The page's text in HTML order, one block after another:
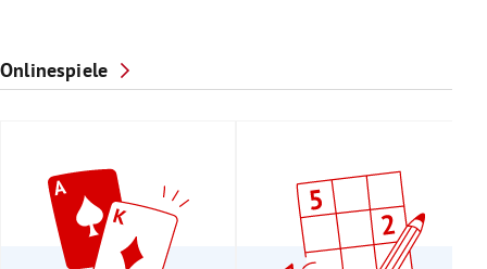
Onlinespiele